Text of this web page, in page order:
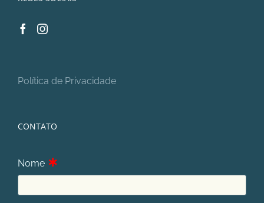
Política de Privacidade
CONTATO
Nome ∗